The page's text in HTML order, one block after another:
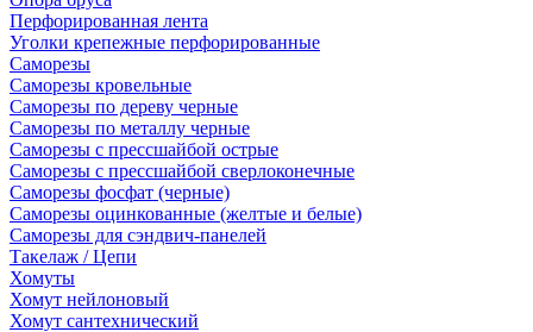
Перфорированная лента
Уголки крепежные перфорированные
Саморезы
Саморезы кровельные
Саморезы по дереву черные
Саморезы по металлу черные
Саморезы с прессшайбой острые
Саморезы с прессшайбой сверлоконечные
Саморезы фосфат (черные)
Саморезы оцинкованные (желтые и белые)
Саморезы для сэндвич-панелей
Такелаж / Цепи
Хомуты
Хомут нейлоновый
Хомут сантехнический